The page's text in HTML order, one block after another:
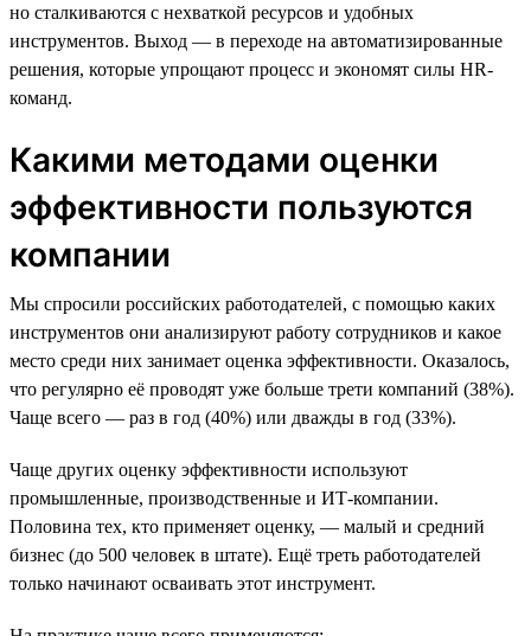
но сталкиваются с нехваткой ресурсов и удобных
инструментов. Выход — в переходе на автоматизированные
решения, которые упрощают процесс и экономят силы HR-
команд.
Какими методами оценки
эффективности пользуются
компании
Мы спросили российских работодателей, с помощью каких
инструментов они анализируют работу сотрудников и какое
место среди них занимает оценка эффективности. Оказалось,
что регулярно её проводят уже больше трети компаний (38%).
Чаще всего — раз в год (40%) или дважды в год (33%).
Чаще других оценку эффективности используют
промышленные, производственные и ИТ-компании.
Половина тех, кто применяет оценку, — малый и средний
бизнес (до 500 человек в штате). Ещё треть работодателей
только начинают осваивать этот инструмент.